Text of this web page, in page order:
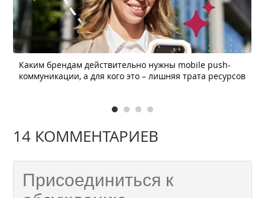
Каким брендам действительно нужны mobile push-
коммуникации, а для кого это – лишняя трата ресурсов
14 КОММЕНТАРИЕВ